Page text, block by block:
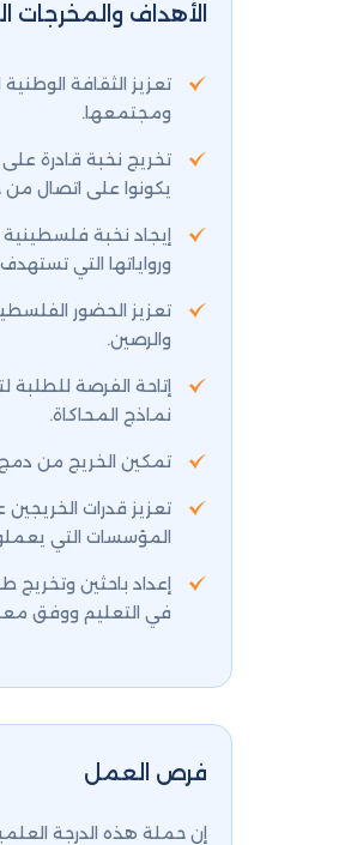
الأهداف والمخرجات
تعزيز الثقافة
ومجتمعها.
تخريج نخبة قادرة
يكونوا على اتصال
إيجاد نخبة فلسطينية
ورواياتها التي
تعزيز الحضور
والرصين.
إتاحة الفرصة للطلبة
نماذج المحاكاة.
تمكين الخريج من دمج
تعزيز قدرات
المؤسسات التي
إعداد باحثين وتخريج
في التعليم ووفق
فرص العمل
إن حملة هذه الدرجة